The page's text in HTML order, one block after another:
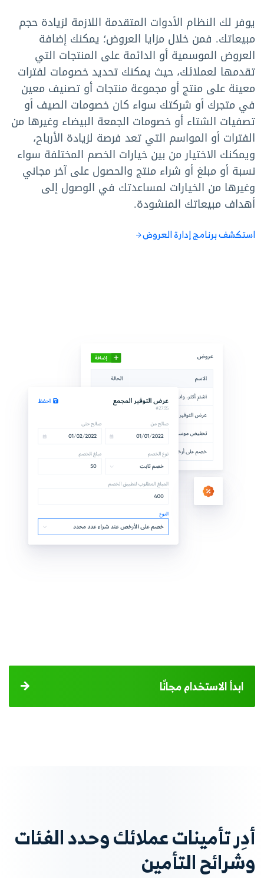
يوفر لك النظام الأدوات المتقدمة اللازمة لزيادة حجم
مبيعاتك. فمن خلال مزايا العروض؛ يمكنك إضافة
العروض الموسمية أو الدائمة على المنتجات التي
تقدمها لعملائك، حيث يمكنك تحديد خصومات لفترات
معينة على منتج أو مجموعة منتجات أو تصنيف معين
في متجرك أو شركتك سواء كان خصومات الصيف أو
تصفيات الشتاء أو خصومات الجمعة البيضاء وغيرها من
الفترات أو المواسم التي تعد فرصة لزيادة الأرباح،
ويمكنك الاختيار من بين خيارات الخصم المختلفة سواء
نسبة أو مبلغ أو شراء منتج والحصول على آخر مجاني
وغيرها من الخيارات لمساعدتك في الوصول إلى
أهداف مبيعاتك المنشودة.
استكشف برنامج إدارة العروض
ابدأ الاستخدام مجانًا
أدِر تأمينات عملائك وحدد الفئات
وشرائح التأمين